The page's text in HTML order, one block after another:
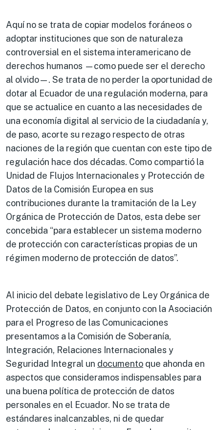
Aquí no se trata de copiar modelos foráneos o
adoptar instituciones que son de naturaleza
controversial en el sistema interamericano de
derechos humanos —como puede ser el derecho
al olvido—. Se trata de no perder la oportunidad de
dotar al Ecuador de una regulación moderna, para
que se actualice en cuanto a las necesidades de
una economía digital al servicio de la ciudadanía y,
de paso, acorte su rezago respecto de otras
naciones de la región que cuentan con este tipo de
regulación hace dos décadas. Como compartió la
Unidad de Flujos Internacionales y Protección de
Datos de la Comisión Europea en sus
contribuciones durante la tramitación de la Ley
Orgánica de Protección de Datos, esta debe ser
concebida “para establecer un sistema moderno
de protección con características propias de un
régimen moderno de protección de datos”.
Al inicio del debate legislativo de Ley Orgánica de
Protección de Datos, en conjunto con la Asociación
para el Progreso de las Comunicaciones
presentamos a la Comisión de Soberanía,
Integración, Relaciones Internacionales y
Seguridad Integral un documento que ahonda en
aspectos que consideramos indispensables para
una buena política de protección de datos
personales en el Ecuador. No se trata de
estándares inalcanzables, ni de quedar